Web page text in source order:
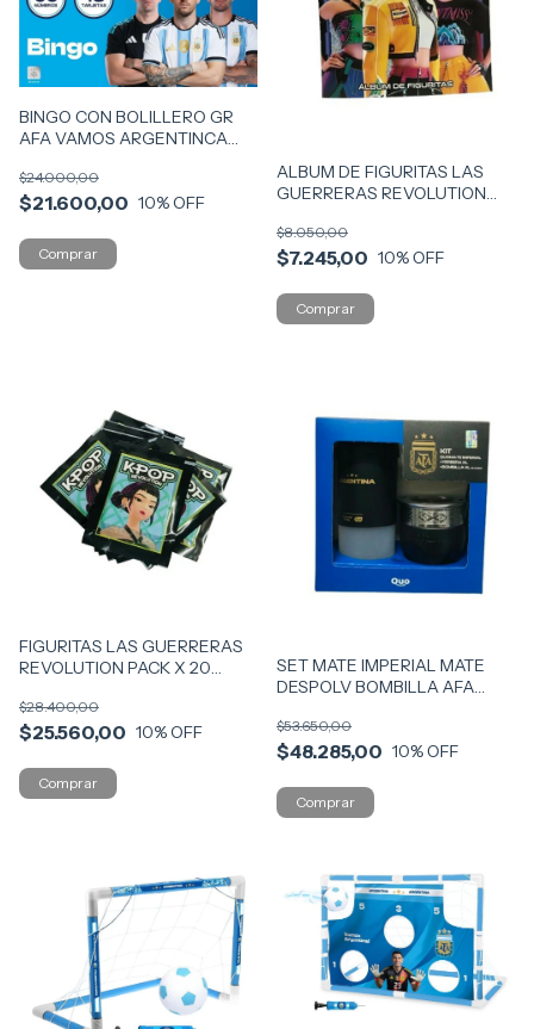
BINGO CON BOLILLERO GR
AFA VAMOS ARGENTINCA
$21.600,00
$24.000,00
10% OFF
ALBUM DE FIGURITAS LAS
GUERRERAS REVOLUTION
$7.245,00
$8.050,00
10% OFF
FIGURITAS LAS GUERRERAS
REVOLUTION PACK X 20
$25.560,00
$28.400,00
10% OFF
SET MATE IMPERIAL MATE
DESPOLV BOMBILLA AFA
$48.285,00
$53.650,00
10% OFF